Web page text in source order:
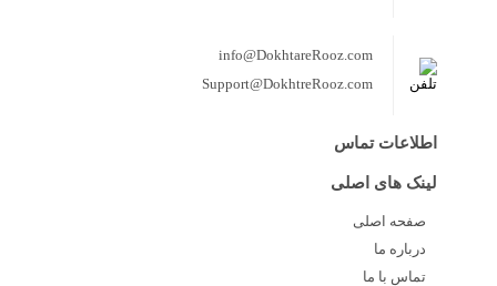
info@DokhtareRooz.com
Support@DokhtreRooz.com
اطلاعات تماس
لینک های اصلی
صفحه اصلی
درباره ما
تماس با ما